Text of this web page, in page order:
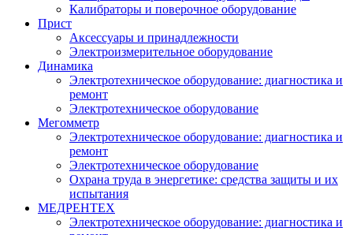
Калибраторы и поверочное оборудование
Прист
Аксессуары и принадлежности
Электроизмерительное оборудование
Динамика
Электротехническое оборудование: диагностика и
ремонт
Электротехническое оборудование
Мегомметр
Электротехническое оборудование: диагностика и
ремонт
Электротехническое оборудование
Охрана труда в энергетике: средства защиты и их
испытания
МЕДРЕНТЕХ
Электротехническое оборудование: диагностика и